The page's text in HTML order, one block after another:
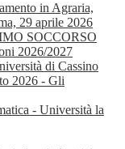
in Agraria,
29 aprile 2026
SOCCORSO
2026/2027
di Cassino
2026 - Gli
- Università la